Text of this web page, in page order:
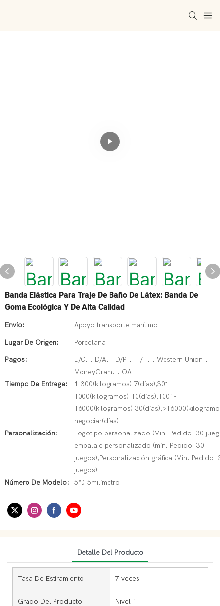
Banda Elástica Para Traje De Baño De Látex: Banda De
Goma Ecológica Y De Alta Calidad
Envío: Apoyo transporte marítimo
Lugar De Origen: Porcelana
Pagos:
L/C... D/A... D/P... T/T... Western Union...
MoneyGram... OA
Tiempo De Entrega:
1-300(kilogramos):7(días),301-
1000(kilogramos):10(días),1001-
negociar(días)
Personalización:
Logotipo personalizado (Min. Pedido: 30
embalaje personalizado (mín. Pedido: 30
juegos),Personalización gráfica (Min. Pedido:
juegos)
Número De Modelo:
5*0.5milímetro
Detalle Del Producto
Tasa De Estiramiento 7 veces
Grado Del Producto Nivel 1